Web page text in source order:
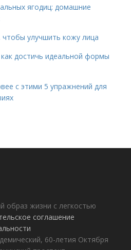
ягодиц: домашние
чтобы улучшить кожу лица
достичь идеальной формы
с этими 5 упражнений для
образ жизни с легкостью
соглашение
60-летия Октября